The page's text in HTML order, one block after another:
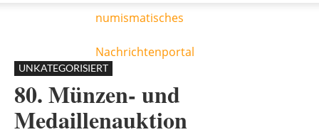
UNKATEGORISIERT
80. Münzen- und
Medaillenauktion